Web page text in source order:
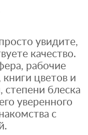
увидите,
качество.
рабочие
цветов и
степени блеска
уверенного
с